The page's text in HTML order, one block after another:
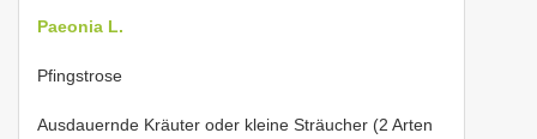
Paeonia L.
Pfingstrose
Ausdauernde Kräuter oder kleine Sträucher (2 Arten